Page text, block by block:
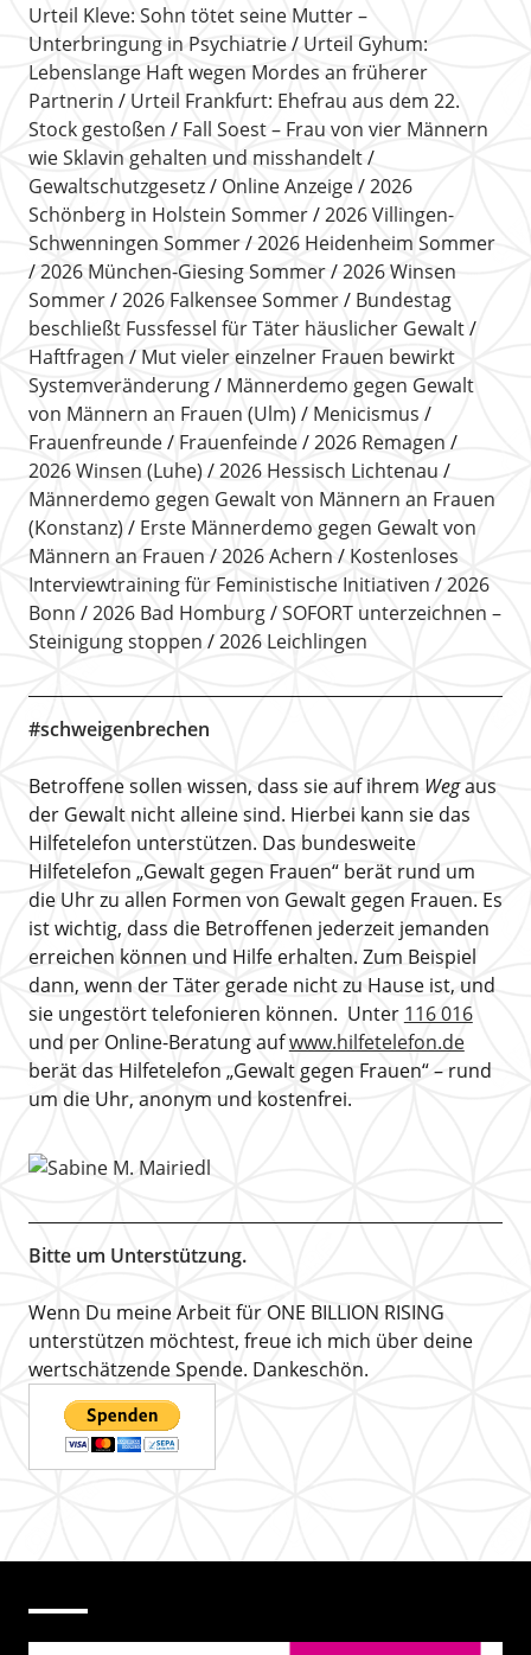
Urteil Kleve: Sohn tötet seine Mutter –
Unterbringung in Psychiatrie
Urteil Gyhum:
Lebenslange Haft wegen Mordes an früherer
Partnerin
Urteil Frankfurt: Ehefrau aus dem 22.
Stock gestoßen
Fall Soest – Frau von vier Männern
wie Sklavin gehalten und misshandelt
Gewaltschutzgesetz
Online Anzeige
2026
Schönberg in Holstein Sommer
2026 Villingen-
Schwenningen Sommer
2026 Heidenheim Sommer
2026 München-Giesing Sommer
2026 Winsen
Sommer
2026 Falkensee Sommer
Bundestag
beschließt Fussfessel für Täter häuslicher Gewalt
Haftfragen
Mut vieler einzelner Frauen bewirkt
Systemveränderung
Männerdemo gegen Gewalt
von Männern an Frauen (Ulm)
Menicismus
Frauenfreunde
Frauenfeinde
2026 Remagen
2026 Winsen (Luhe)
2026 Hessisch Lichtenau
Männerdemo gegen Gewalt von Männern an Frauen
(Konstanz)
Erste Männerdemo gegen Gewalt von
Männern an Frauen
2026 Achern
Kostenloses
Interviewtraining für Feministische Initiativen
2026
Bonn
2026 Bad Homburg
SOFORT unterzeichnen –
Steinigung stoppen
2026 Leichlingen
#schweigenbrechen
Betroffene sollen wissen, dass sie auf ihrem Wegaus
der Gewalt nicht alleine sind. Hierbei kann sie das
Hilfetelefon unterstützen. Das bundesweite
Hilfetelefon „Gewalt gegen Frauen“ berät rund um
die Uhr zu allen Formen von Gewalt gegen Frauen. Es
ist wichtig, dass die Betroffenen jederzeit jemanden
erreichen können und Hilfe erhalten. Zum Beispiel
dann, wenn der Täter gerade nicht zu Hause ist, und
sie ungestört telefonieren können. Unter 116 016
und per Online-Beratung aufwww.hilfetelefon.de
berät das Hilfetelefon „Gewalt gegen Frauen“ – rund
um die Uhr, anonym und kostenfrei.
Bitte um Unterstützung.
Wenn Du meine Arbeit für ONE BILLION RISING
unterstützen möchtest, freue ich mich über deine
wertschätzende Spende. Dankeschön.